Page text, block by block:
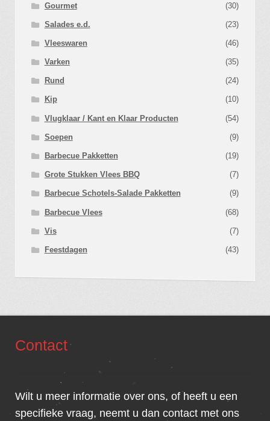
Gourmet (30)
Salades e.d. (23)
Vleeswaren (46)
Varken (35)
Rund (24)
Kip (10)
Vlugklaar / Kant en Klaar Producten (54)
Soepen (9)
Barbecue Pakketten (19)
Grote Stukken Vlees BBQ (7)
Barbecue Schotels-Salade Pakketten (9)
Barbecue Vlees (68)
Vis (7)
Feestdagen (43)
Contact
Wilt u meer informatie over ons, of heeft u een
specifieke vraag, neemt u dan contact met ons